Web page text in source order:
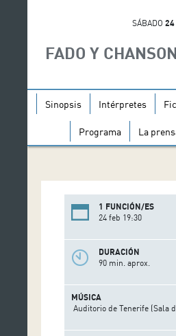
SÁBADO 24
FADO Y
Sinopsis Intérpretes
Programa La
1 FUNCIÓN/ES
24 feb 19:30
DURACIÓN
90 min. aprox.
MÚSICA
Auditorio de Tenerife (Sala